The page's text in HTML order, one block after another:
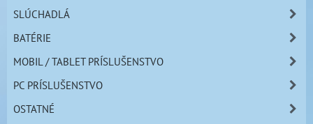
SLÚCHADLÁ
BATÉRIE
MOBIL / TABLET PRÍSLUŠENSTVO
PC PRÍSLUŠENSTVO
OSTATNÉ